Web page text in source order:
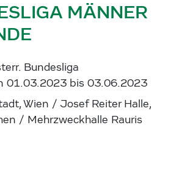
MÄNNER
Bundesliga
01.03.2023 bis 03.06.2023
Wien / Josef Reiter Halle,
/ Mehrzweckhalle Rauris